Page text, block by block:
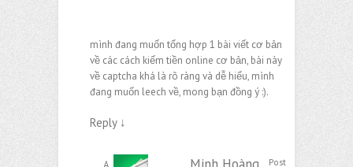
mình đang muốn tổng hợp 1 bài viết cơ bản
về các cách kiếm tiền online cơ bản, bài này
về captcha khá là rõ ràng và dễ hiểu, mình
đang muốn leech về, mong bạn đồng ý :).
Reply ↓
Post